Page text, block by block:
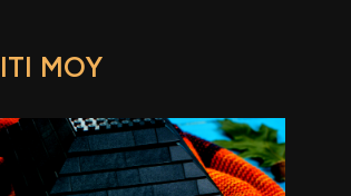
ΜΟΥ